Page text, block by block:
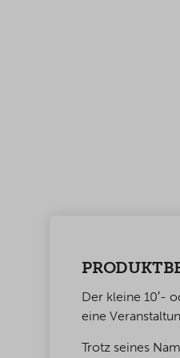
Der kleine 10′-
eine
Trotz seines